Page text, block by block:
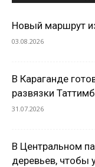
Новый маршрут
03.08.2026
В Караганде
развязки
31.07.2026
В Центральном
деревьев, чтобы